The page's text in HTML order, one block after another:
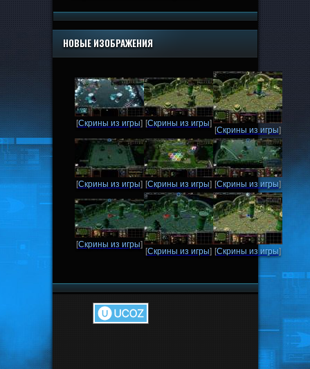
НОВЫЕ ИЗОБРАЖЕНИЯ
[Скрины из игры] [Скрины из игры]
[Скрины из игры]
[Скрины из игры] [Скрины из игры] [Скрины из игры]
[Скрины из игры]
[Скрины из игры] [Скрины из игры]